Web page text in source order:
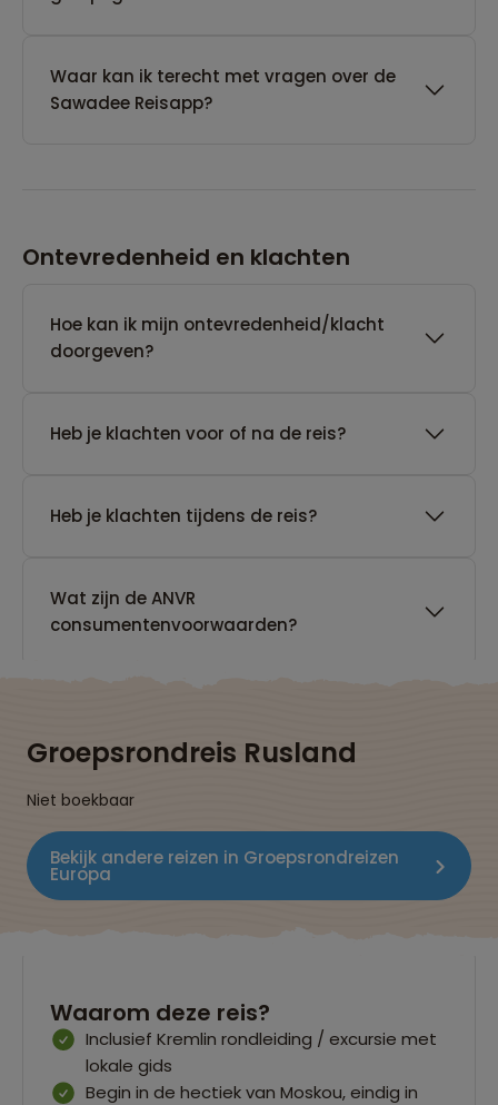
Waar kan ik terecht met vragen over de
Sawadee Reisapp?
Ontevredenheid en klachten
Hoe kan ik mijn ontevredenheid/klacht
doorgeven?
Heb je klachten voor of na de reis?
Heb je klachten tijdens de reis?
Wat zijn de ANVR
consumentenvoorwaarden?
Groepsrondreis Rusland
Niet boekbaar
Bekijk andere reizen in Groepsrondreizen
Europa
Waarom deze reis?
Inclusief Kremlin rondleiding / excursie met
lokale gids
Begin in de hectiek van Moskou, eindig in